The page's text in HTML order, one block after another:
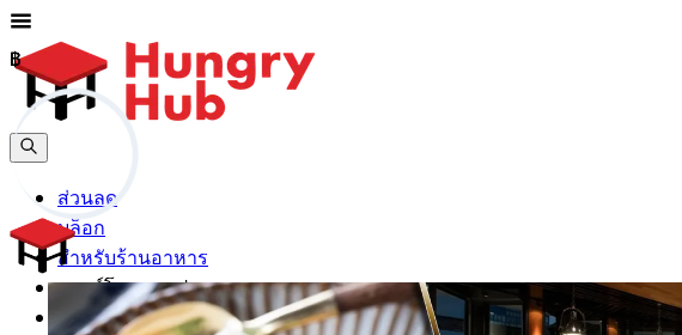
ส่วนลด
บล็อก
สำหรับร้านอาหาร
ดาวน์โหลดแอปฯ
ช่วยเหลือ
฿
฿